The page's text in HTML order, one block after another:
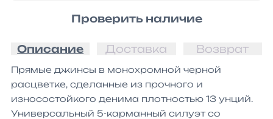
Проверить наличие
Описание Доставка Возврат
Прямые джинсы в монохромной черной
расцветке, сделанные из прочного и
износостойкого денима плотностью 13 унций.
Универсальный 5-карманный силуэт со